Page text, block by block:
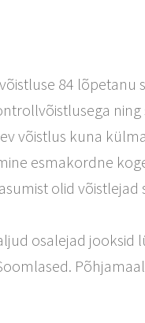
84 lõpetanu
ning
võistlus kuna
esmakordne
olid võistlejad
osalejad jooksid